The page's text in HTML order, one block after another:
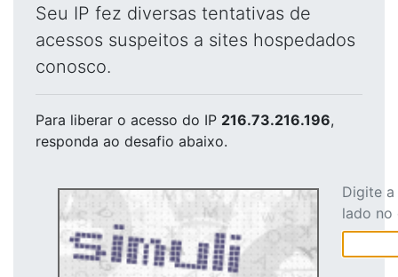
Seu IP fez diversas tentativas de
acessos suspeitos a sites hospedados
conosco.
Para liberar o acesso do IP 216.73.216.196,
responda ao desafio abaixo.
Digite
lado no